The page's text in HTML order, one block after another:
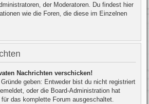
der Moderatoren. Du findest hier
wie die Foren, die diese im Einzelnen
Nachrichten verschicken!
geben: Entweder bist du nicht registriert
oder die Board-Administration hat
das komplette Forum ausgeschaltet.